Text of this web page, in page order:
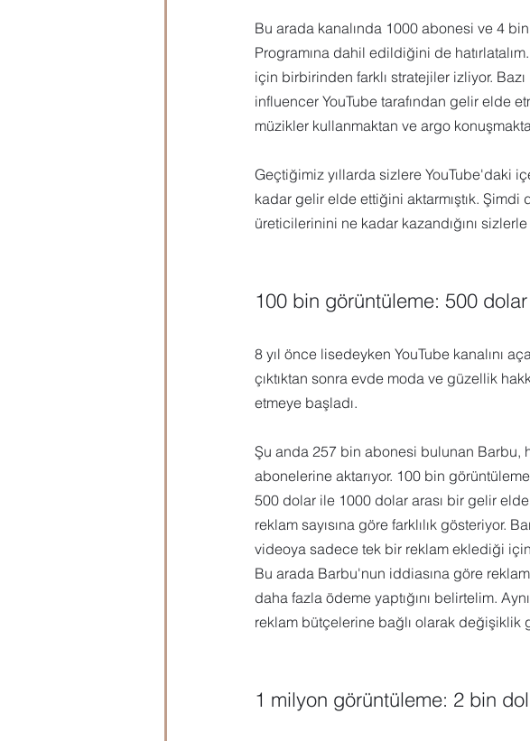
Microsoft Publisher Microsoft Sharepoint
Öğrenci Hazırlık Evraklar Eğitici Oyunlar
Bu arada kanalında 1000 abonesi ve 4
Programına dahil edildiğini de
için birbirinden farklı stratejiler izliyor.
influencer YouTube tarafından gelir elde
müzikler kullanmaktan ve argo
Geçtiğimiz yıllarda sizlere YouTube'daki
kadar gelir elde ettiğini aktarmıştık.
üreticilerinini ne kadar kazandığını
100 bin görüntüleme: 500
8 yıl önce lisedeyken YouTube kanalını
çıktıktan sonra evde moda ve güzellik
etmeye başladı.
Şu anda 257 bin abonesi bulunan Barbu,
abonelerine aktarıyor. 100 bin
500 dolar ile 1000 dolar arası bir gelir
reklam sayısına göre farklılık gösteriyor.
videoya sadece tek bir reklam eklediği
Bu arada Barbu'nun iddiasına göre
daha fazla ödeme yaptığını belirtelim.
reklam bütçelerine bağlı olarak değişiklik
1 milyon görüntüleme: 2 bin